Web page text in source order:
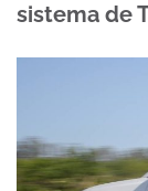
sistema de